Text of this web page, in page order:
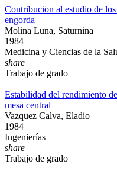
Contribucion al estudio de
engorda
Molina Luna, Saturnina
1984
Medicina y Ciencias de la
share
Trabajo de grado
Estabilidad del rendimiento
mesa central
Vazquez Calva, Eladio
1984
Ingenierías
share
Trabajo de grado